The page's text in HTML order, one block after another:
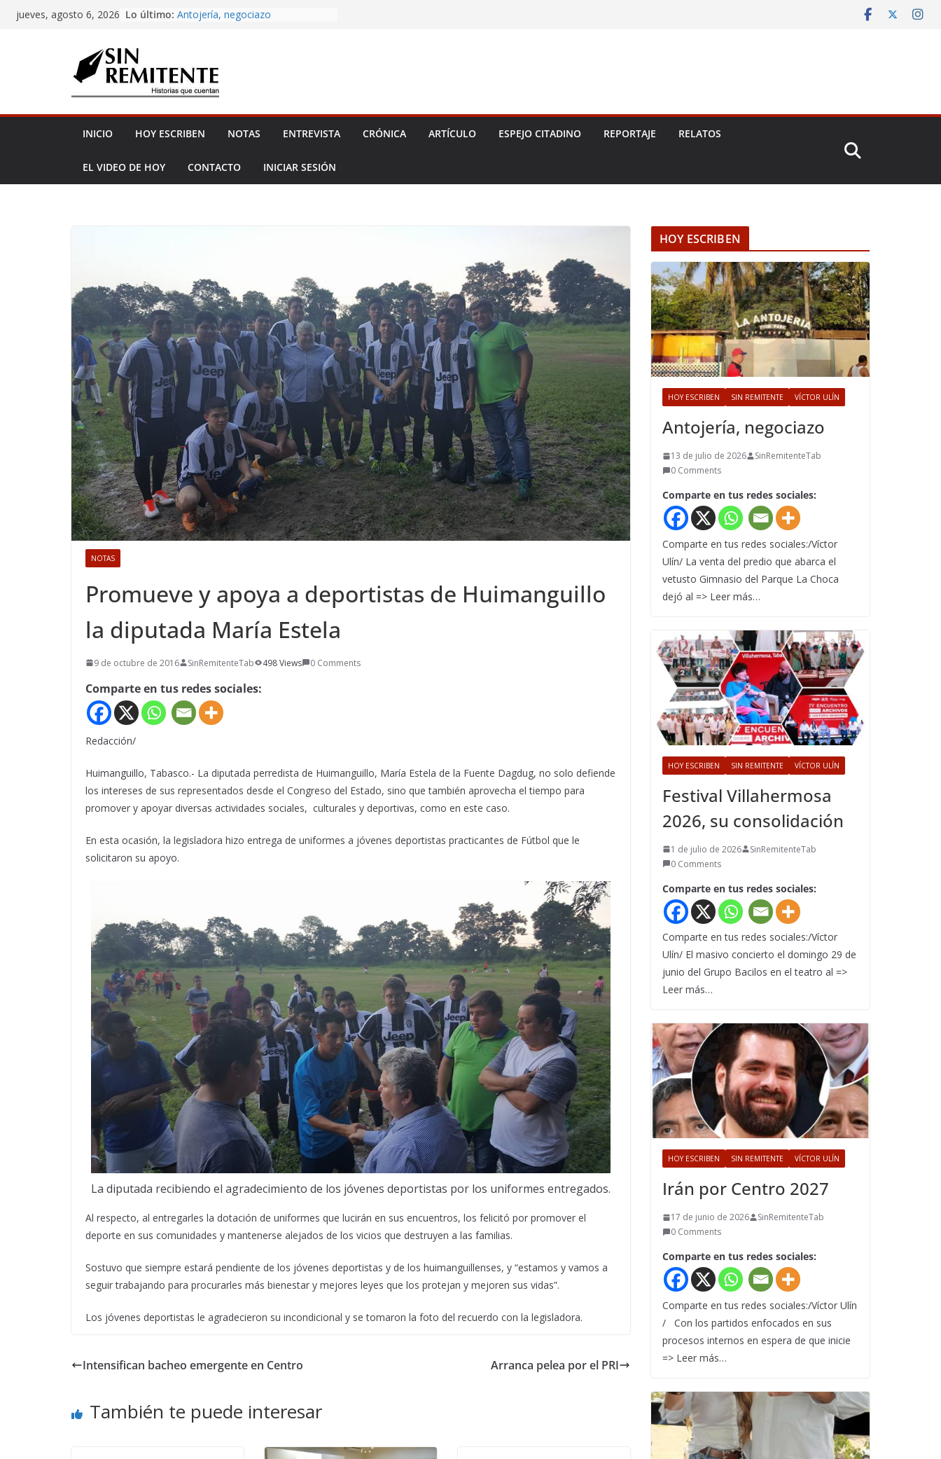
Skipjueves, agosto 6, 2026 Lo último: Antojería, negociazo
INICIO HOY ESCRIBEN NOTAS ENTREVISTA CRÓNICA ARTÍCULO ESPEJO CITADINO REPORTAJE RELATOS
EL VIDEO DE HOY CONTACTO INICIAR SESIÓN
NOTAS
Promueve y apoya a deportistas de Huimanguillo
la diputada María Estela
9 de octubre de 2016 SinRemitenteTab 498 Views 0 Comments
Comparte en tus redes sociales:
Redacción/
Huimanguillo, Tabasco.- La diputada perredista de Huimanguillo, María Estela de la Fuente Dagdug, no solo defiende
los intereses de sus representados desde el Congreso del Estado, sino que también aprovecha el tiempo para
promover y apoyar diversas actividades sociales, culturales y deportivas, como en este caso.
En esta ocasión, la legisladora hizo entrega de uniformes a jóvenes deportistas practicantes de Fútbol que le
solicitaron su apoyo.
La diputada recibiendo el agradecimiento de los jóvenes deportistas por los uniformes entregados.
Al respecto, al entregarles la dotación de uniformes que lucirán en sus encuentros, los felicitó por promover el
deporte en sus comunidades y mantenerse alejados de los vicios que destruyen a las familias.
Sostuvo que siempre estará pendiente de los jóvenes deportistas y de los huimanguillenses, y “estamos y vamos a
seguir trabajando para procurarles más bienestar y mejores leyes que los protejan y mejoren sus vidas”.
Los jóvenes deportistas le agradecieron su incondicional y se tomaron la foto del recuerdo con la legisladora.
Intensifican bacheo emergente en Centro Arranca pelea por el PRI
También te puede interesar
HOY ESCRIBEN
HOY ESCRIBEN SIN REMITENTE VÍCTOR ULÍN
Antojería, negociazo
13 de julio de 2026
SinRemitenteTab
0 Comments
Comparte en tus redes sociales:
Comparte en tus redes sociales:/Víctor
Ulín/ La venta del predio que abarca el
vetusto Gimnasio del Parque La Choca
dejó al => Leer más…
HOY ESCRIBEN SIN REMITENTE VÍCTOR ULÍN
Festival Villahermosa
2026, su consolidación
1 de julio de 2026
SinRemitenteTab
0 Comments
Comparte en tus redes sociales:
Comparte en tus redes sociales:/Víctor
Ulín/ El masivo concierto el domingo 29 de
junio del Grupo Bacilos en el teatro al =>
Leer más…
HOY ESCRIBEN SIN REMITENTE VÍCTOR ULÍN
Irán por Centro 2027
17 de junio de 2026
SinRemitenteTab
0 Comments
Comparte en tus redes sociales:
Comparte en tus redes sociales:/Víctor Ulín
/ Con los partidos enfocados en sus
procesos internos en espera de que inicie
=> Leer más…